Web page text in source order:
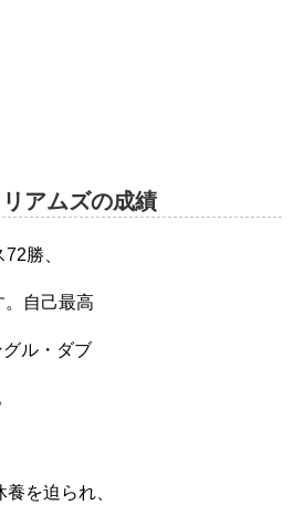
アムズの成績
勝、
。自己最高
ル・ダブ
を迫られ、